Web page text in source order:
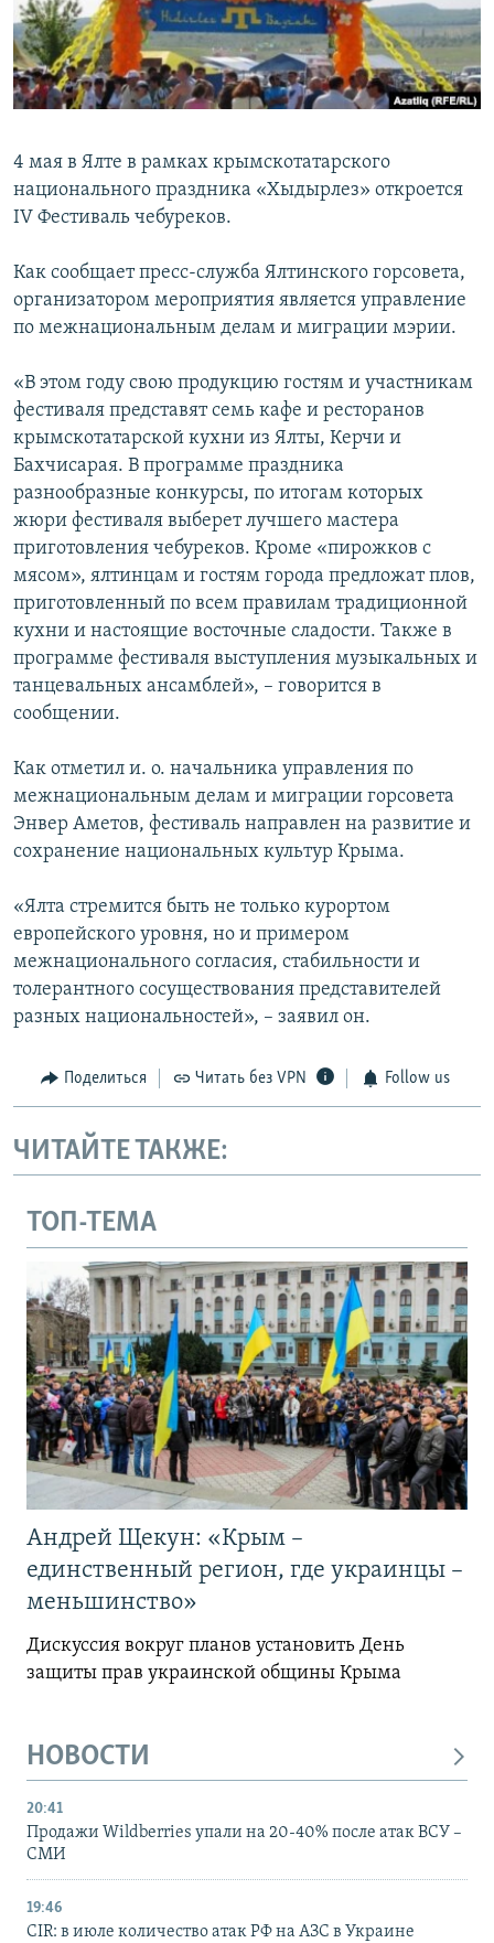
ПОБЕДИТЕЛЕЙ НЕ СУДЯТ?
КРЫМ.НЕПОКОРЕННЫЙ
ELIFBE
ПРИСОЕДИНЯЙТЕСЬ!
Все сайты RFE/RL
4 мая в Ялте в рамках крымскотатарского
национального праздника «Хыдырлез» откроется
IV Фестиваль чебуреков.
Как сообщает пресс-служба Ялтинского горсовета,
организатором мероприятия является управление
по межнациональным делам и миграции мэрии.
«В этом году свою продукцию гостям и участникам
фестиваля представят семь кафе и ресторанов
крымскотатарской кухни из Ялты, Керчи и
Бахчисарая. В программе праздника
разнообразные конкурсы, по итогам которых
жюри фестиваля выберет лучшего мастера
приготовления чебуреков. Кроме «пирожков с
мясом», ялтинцам и гостям города предложат плов,
приготовленный по всем правилам традиционной
кухни и настоящие восточные сладости. Также в
программе фестиваля выступления музыкальных и
танцевальных ансамблей», – говорится в
сообщении.
Как отметил и. о. начальника управления по
межнациональным делам и миграции горсовета
Энвер Аметов, фестиваль направлен на развитие и
сохранение национальных культур Крыма.
«Ялта стремится быть не только курортом
европейского уровня, но и примером
межнационального согласия, стабильности и
толерантного сосуществования представителей
разных национальностей», – заявил он.
Поделиться Читать без VPN Follow us
ЧИТАЙТЕ ТАКЖЕ:
ТОП-ТЕМА
Андрей Щекун: «Крым –
единственный регион, где украинцы –
меньшинство»
Дискуссия вокруг планов установить День
защиты прав украинской общины Крыма
НОВОСТИ
20:41
Продажи Wildberries упали на 20-40% после атак ВСУ –
СМИ
19:46
CIR: в июле количество атак РФ на АЗС в Украине